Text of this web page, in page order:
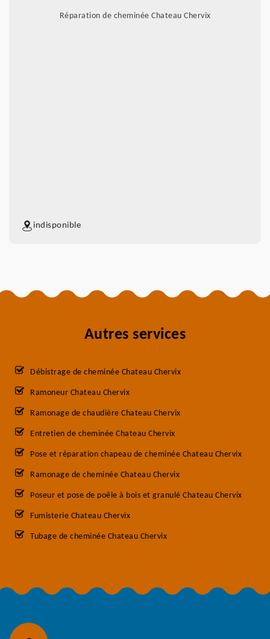
Réparation de cheminée Chateau Chervix
indisponible
Autres services
Débistrage de cheminée Chateau Chervix
Ramoneur Chateau Chervix
Ramonage de chaudière Chateau Chervix
Entretien de cheminée Chateau Chervix
Pose et réparation chapeau de cheminée Chateau Chervix
Ramonage de cheminée Chateau Chervix
Poseur et pose de poêle à bois et granulé Chateau Chervix
Fumisterie Chateau Chervix
Tubage de cheminée Chateau Chervix